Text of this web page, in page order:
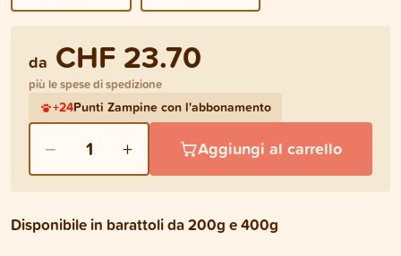
da CHF 23.70
più le spese di spedizione
+24Punti Zampine con l'abbonamento
− 1 + Aggiungi al carrello
Disponibile in barattoli da 200g e 400g